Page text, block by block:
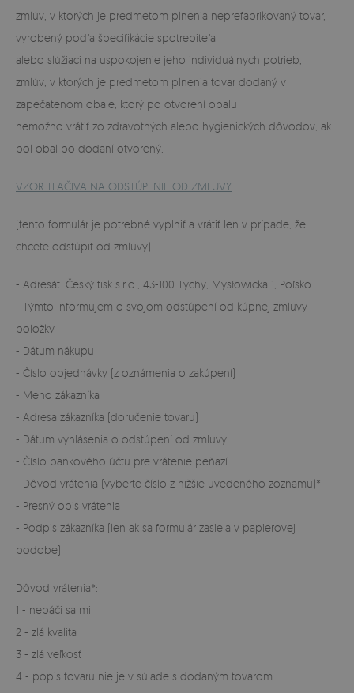
zmlúv, v ktorých je predmetom plnenia neprefabrikovaný tovar,
vyrobený podľa špecifikácie spotrebiteľa
alebo slúžiaci na uspokojenie jeho individuálnych potrieb,
zmlúv, v ktorých je predmetom plnenia tovar dodaný v
zapečatenom obale, ktorý po otvorení obalu
nemožno vrátiť zo zdravotných alebo hygienických dôvodov, ak
bol obal po dodaní otvorený.
VZOR TLAČIVA NA ODSTÚPENIE OD ZMLUVY
(tento formulár je potrebné vyplniť a vrátiť len v prípade, že
chcete odstúpiť od zmluvy)
- Adresát: Český tisk s.r.o., 43-100 Tychy, Mysłowicka 1, Poľsko
- Týmto informujem o svojom odstúpení od kúpnej zmluvy
položky
- Dátum nákupu
- Číslo objednávky (z oznámenia o zakúpení)
- Meno zákazníka
- Adresa zákazníka (doručenie tovaru)
- Dátum vyhlásenia o odstúpení od zmluvy
- Číslo bankového účtu pre vrátenie peňazí
- Dôvod vrátenia (vyberte číslo z nižšie uvedeného zoznamu)*
- Presný opis vrátenia
- Podpis zákazníka (len ak sa formulár zasiela v papierovej
podobe)
Dôvod vrátenia*:
1 - nepáči sa mi
2 - zlá kvalita
3 - zlá veľkosť
4 - popis tovaru nie je v súlade s dodaným tovarom